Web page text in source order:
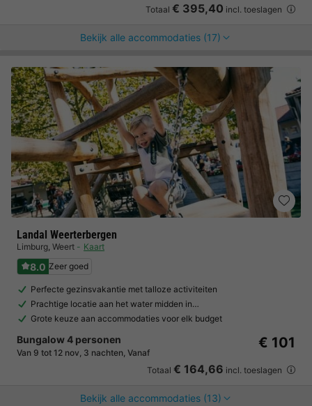
Totaal € 395,40 incl. toeslagen
Bekijk alle accommodaties (17)
Landal Weerterbergen
Limburg, Weert Kaart
8.0 Zeer goed
Perfecte gezinsvakantie met talloze activiteiten
Prachtige locatie aan het water midden in…
Grote keuze aan accommodaties voor elk budget
Bungalow 4 personen
Van 9 tot 12 nov, 3 nachten, Vanaf
€ 101
Totaal € 164,66 incl. toeslagen
Bekijk alle accommodaties (13)